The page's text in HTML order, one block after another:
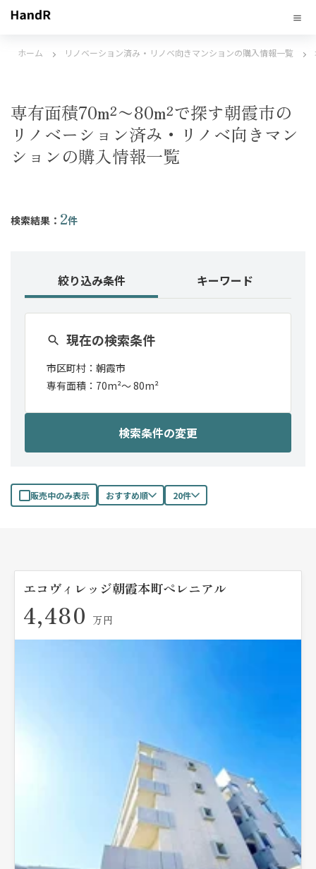
ホーム リノベーション済み・リノベ向きマンションの購入情報一覧
専有面積70m²〜80m²で探す朝霞市の
リノベーション済み・リノベ向きマン
ションの購入情報一覧
検索結果： 2件
絞り込み条件 キーワード
現在の検索条件
市区町村： 朝霞市
専有面積： 70m²〜80m²
検索条件の変更
販売中のみ表示 おすすめ順 20件
エコヴィレッジ朝霞本町ペレニアル
4,480 万円